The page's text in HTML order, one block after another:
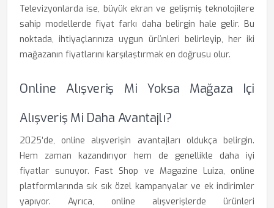
Televizyonlarda ise, büyük ekran ve gelişmiş teknolojilere
sahip modellerde fiyat farkı daha belirgin hale gelir. Bu
noktada, ihtiyaçlarınıza uygun ürünleri belirleyip, her iki
mağazanın fiyatlarını karşılaştırmak en doğrusu olur.
Online Alışveriş Mi Yoksa Mağaza Içi
Alışveriş Mi Daha Avantajlı?
2025’de, online alışverişin avantajları oldukça belirgin.
Hem zaman kazandırıyor hem de genellikle daha iyi
fiyatlar sunuyor. Fast Shop ve Magazine Luiza, online
platformlarında sık sık özel kampanyalar ve ek indirimler
yapıyor. Ayrıca, online alışverişlerde ürünleri